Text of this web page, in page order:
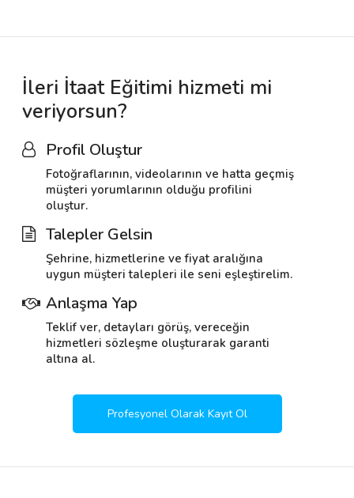
İleri İtaat Eğitimi hizmeti mi
veriyorsun?
Profil Oluştur
Fotoğraflarının, videolarının ve hatta geçmiş
müşteri yorumlarının olduğu profilini
oluştur.
Talepler Gelsin
Şehrine, hizmetlerine ve fiyat aralığına
uygun müşteri talepleri ile seni eşleştirelim.
Anlaşma Yap
Teklif ver, detayları görüş, vereceğin
hizmetleri sözleşme oluşturarak garanti
altına al.
Profesyonel Olarak Kayıt Ol